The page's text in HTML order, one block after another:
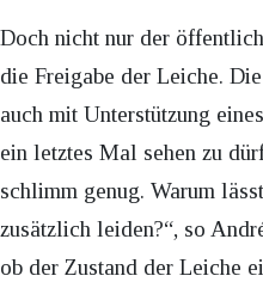
Doch nicht nur der
die Freigabe der Leiche.
auch mit Unterstützung
ein letztes Mal sehen zu
schlimm genug. Warum
zusätzlich leiden?“, so
ob der Zustand der Leiche